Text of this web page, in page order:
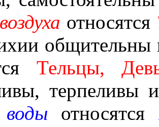
воздуха относятся
Тельцы,
терпеливы
воды относятся